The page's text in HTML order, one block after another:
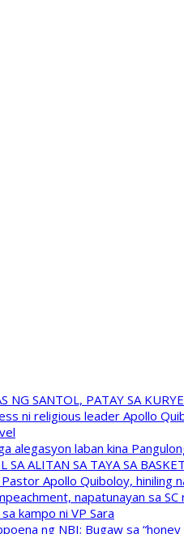
NG SANTOL, PATAY SA
ni religious leader Apollo
alegasyon laban kina
SA ALITAN SA TAYA SA
Apollo Quiboloy, hiniling
napatunayan sa SC
kampo ni VP Sara
ng NBI; Bugaw sa